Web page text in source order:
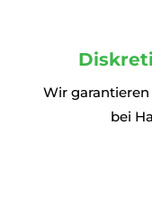
Wir
bei